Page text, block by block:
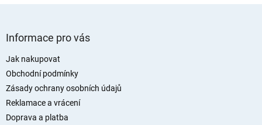
Informace pro vás
Jak nakupovat
Obchodní podmínky
Zásady ochrany osobních údajů
Reklamace a vrácení
Doprava a platba